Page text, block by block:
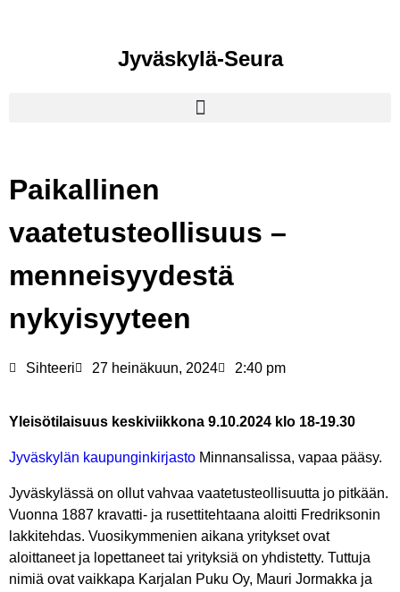
Jyväskylä-Seura
Paikallinen
vaatetusteollisuus –
menneisyydestä
nykyisyyteen
Sihteeri 27 heinäkuun, 2024 2:40 pm
Yleisötilaisuus keskiviikkona 9.10.2024 klo 18-19.30
Jyväskylän kaupunginkirjasto Minnansalissa, vapaa pääsy.
Jyväskylässä on ollut vahvaa vaatetusteollisuutta jo pitkään.
Vuonna 1887 kravatti- ja rusettitehtaana aloitti Fredriksonin
lakkitehdas. Vuosikymmenien aikana yritykset ovat
aloittaneet ja lopettaneet tai yrityksiä on yhdistetty. Tuttuja
nimiä ovat vaikkapa Karjalan Puku Oy, Mauri Jormakka ja